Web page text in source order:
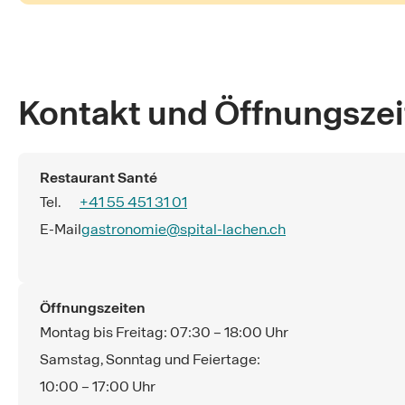
Kontakt und
Restaurant Santé
Tel. +41 55 451 31 01
E-Mailgastronomie@spital-lachen.ch
Öffnungszeiten
Montag bis Freitag: 07:30 – 18:00 Uhr
Samstag, Sonntag und Feiertage:
10:00 – 17:00 Uhr